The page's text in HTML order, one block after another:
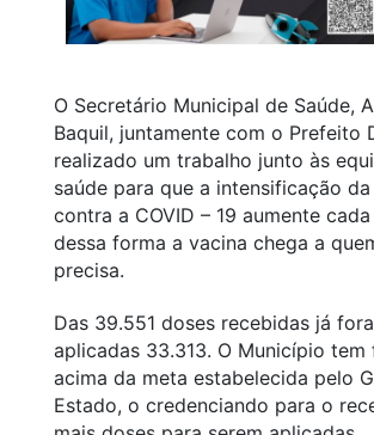
O Secretário Municipal de Saúde,
Baquil, juntamente com o Prefeito
realizado um trabalho junto às
saúde para que a intensificação
contra a COVID – 19 aumente
dessa forma a vacina chega a
precisa.
Das 39.551 doses recebidas já
aplicadas 33.313. O Município tem
acima da meta estabelecida pelo
Estado, o credenciando para o